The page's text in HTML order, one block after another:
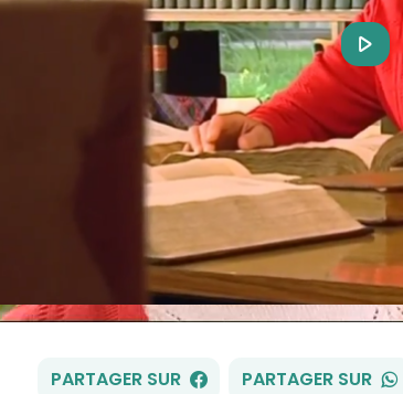
PARTAGER SUR FACEBOOK
PARTAGER SUR